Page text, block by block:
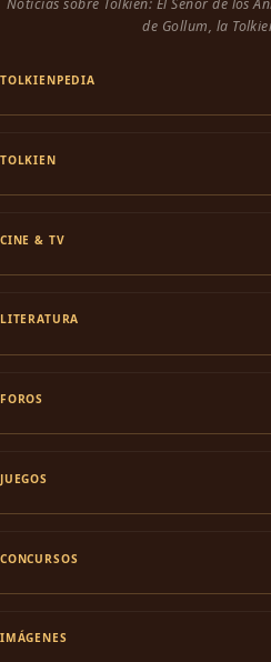
de Gollum, la
TOLKIENPEDIA
TOLKIEN
CINE & TV
LITERATURA
FOROS
JUEGOS
CONCURSOS
IMÁGENES